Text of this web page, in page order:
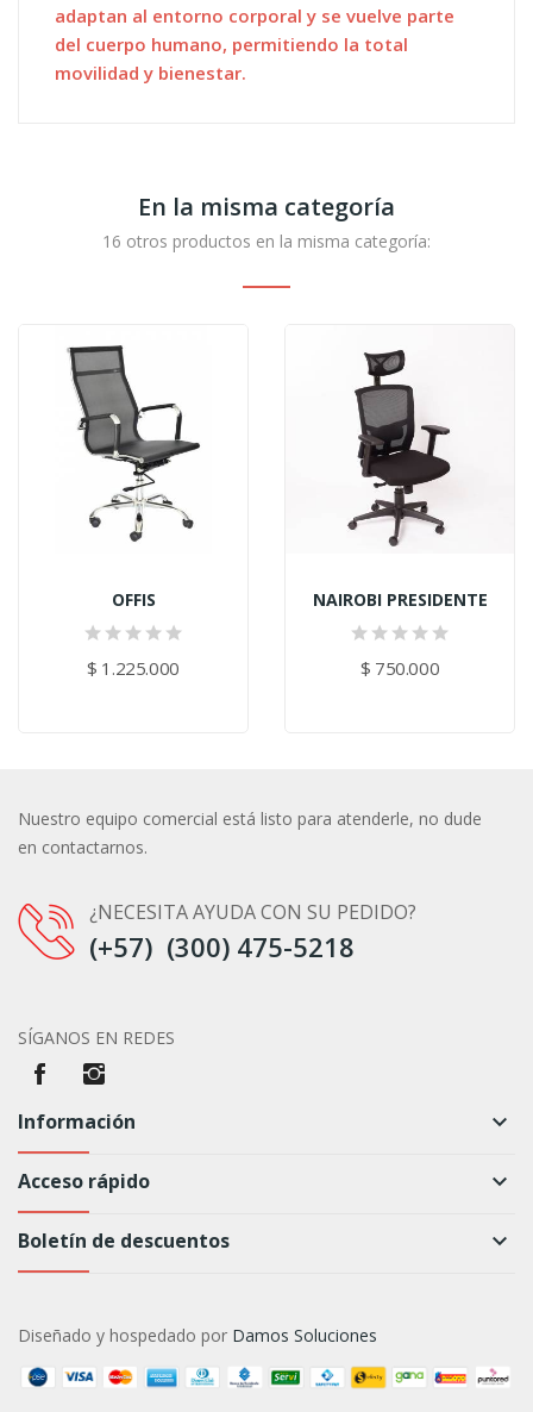
adaptan al entorno corporal y se vuelve parte
del cuerpo humano, permitiendo la total
movilidad y bienestar.
En la misma categoría
16 otros productos en la misma categoría:
OFFIS
$ 1.225.000
NAIROBI PRESIDENTE
$ 750.000
Nuestro equipo comercial está listo para atenderle, no dude
en contactarnos.
¿NECESITA AYUDA CON SU PEDIDO?
(+57) (300) 475-5218
SÍGANOS EN REDES
Información keyboard_arrow_down
Acceso rápido keyboard_arrow_down
Boletín de descuentos keyboard_arrow_down
Diseñado y hospedado por Damos Soluciones